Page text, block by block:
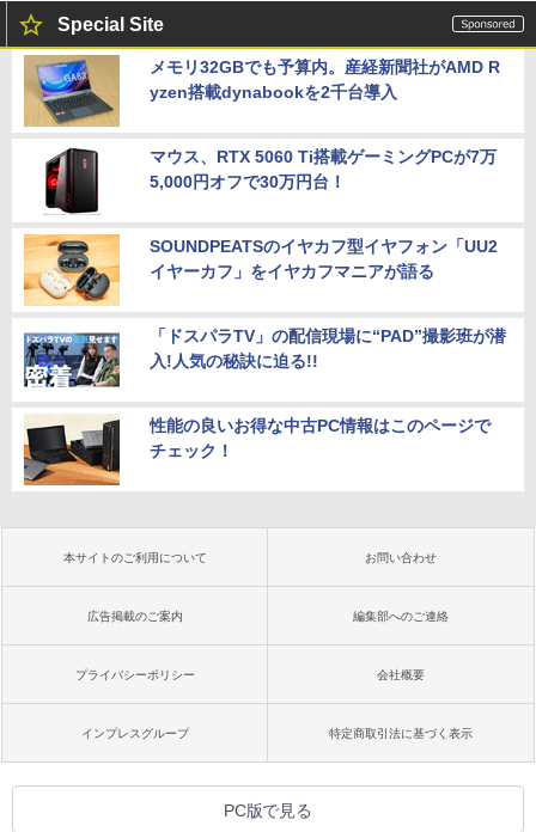
Special Site
メモリ32GBでも予算内。産経新聞社がAMD R
yzen搭載dynabookを2千台導入
マウス、RTX 5060 Ti搭載ゲーミングPCが7万
5,000円オフで30万円台！
SOUNDPEATSのイヤカフ型イヤフォン「UU2
イヤーカフ」をイヤカフマニアが語る
「ドスパラTV」の配信現場に“PAD”撮影班が潜
入!人気の秘訣に迫る!!
性能の良いお得な中古PC情報はこのページで
チェック！
本サイトのご利用について お問い合わせ
広告掲載のご案内 編集部へのご連絡
プライバシーポリシー 会社概要
インプレスグループ 特定商取引法に基づく表示
PC版で見る